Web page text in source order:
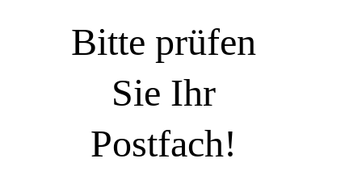
Bitte prüfen
Sie Ihr
Postfach!